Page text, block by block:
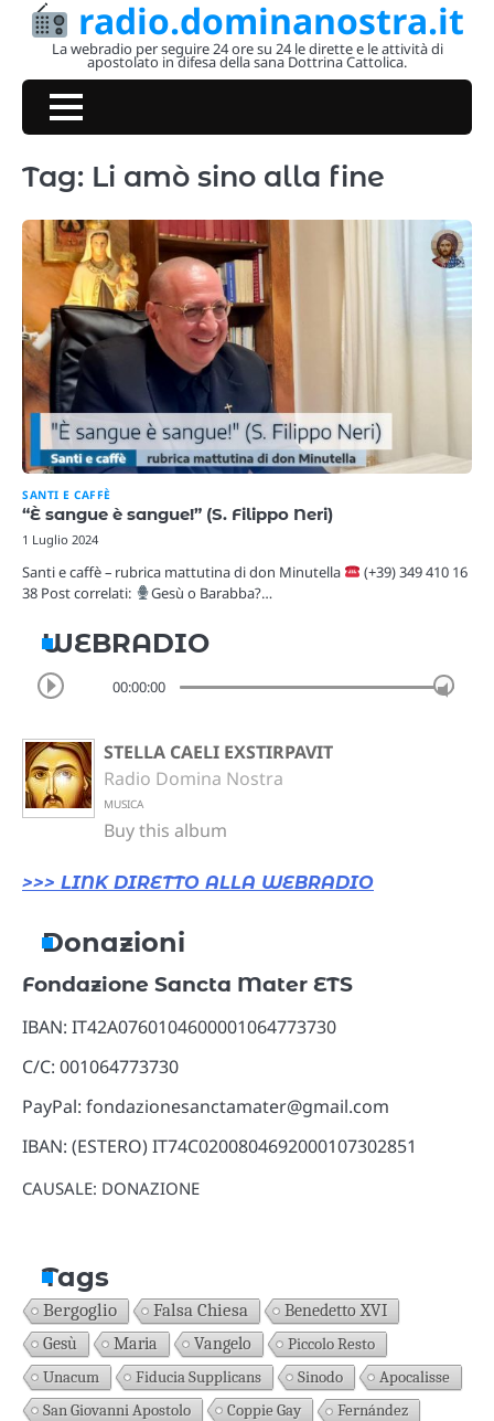
Skip
radio.dominanostra.it
La webradio per seguire 24 ore su 24 le dirette e le attività di
apostolato in difesa della sana Dottrina Cattolica.
Tag: Li amò sino alla fine
SANTI E CAFFÈ
“È sangue è sangue!” (S. Filippo Neri)
1 Luglio 2024
Santi e caffè – rubrica mattutina di don Minutella
(+39) 349 410 16
38 Post correlati:
Gesù o Barabba?…
WEBRADIO
00:00:00
STELLA CAELI EXSTIRPAVIT
Radio Domina Nostra
MUSICA
Buy this album
>>> LINK DIRETTO ALLA WEBRADIO
Donazioni
Fondazione Sancta Mater ETS
IBAN: IT42A0760104600001064773730
C/C: 001064773730
PayPal: fondazionesanctamater@gmail.com
IBAN: (ESTERO) IT74C0200804692000107302851
CAUSALE: DONAZIONE
Tags
Bergoglio Falsa Chiesa Benedetto XVI
Gesù Maria Vangelo
Piccolo Resto
Unacum
Fiducia Supplicans Sinodo
Apocalisse
San Giovanni Apostolo
Coppie Gay
Fernández